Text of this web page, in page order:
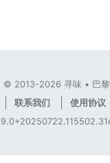
2013-2026 寻味 • 巴
联系我们 使用协议